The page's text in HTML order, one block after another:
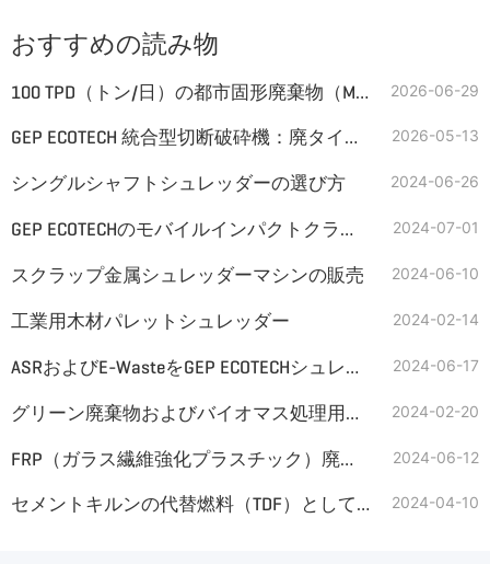
おすすめの読み物
100 TPD（トン/日）の都市固形廃棄物（MSW）からRDFペレットを製造する生産ラインの主要設備 2026-06-29
GEP ECOTECH 統合型切断破砕機：廃タイヤのリサイクルと有効活用を支える 2026-05-13
シングルシャフトシュレッダーの選び方 2024-06-26
GEP ECOTECHのモバイルインパクトクラッシャー：石炭粉砕用 2024-07-01
スクラップ金属シュレッダーマシンの販売 2024-06-10
工業用木材パレットシュレッダー 2024-02-14
ASRおよびE-WasteをGEP ECOTECHシュレッダーで処理 2024-06-17
グリーン廃棄物およびバイオマス処理用ツインシャフトシュレッダー 2024-02-20
FRP（ガラス繊維強化プラスチック）廃棄物のリサイクル機 2024-06-12
セメントキルンの代替燃料（TDF）としての使用済みタイヤ 2024-04-10